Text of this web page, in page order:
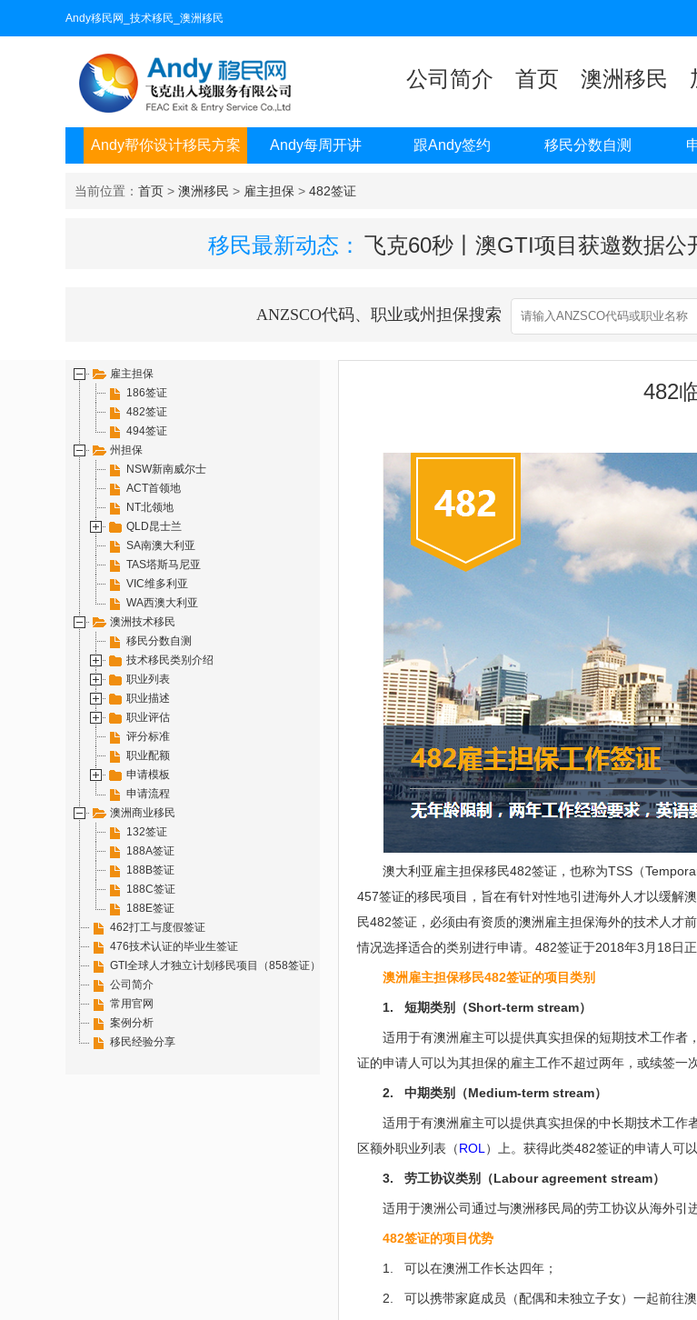
Andy移民网_技术移民_澳洲移民
公司简介 首页 澳洲移民
Andy帮你设计移民方案 Andy每周开讲 跟Andy签约 移民分数自测
当前位置： 首页 > 澳洲移民 > 雇主担保 > 482签证
移民最新动态： 飞克60秒丨澳GTI项目获邀数据
ANZSCO代码、职业或州担保搜索
雇主担保
186签证
482签证
494签证
州担保
NSW新南威尔士
ACT首领地
NT北领地
QLD昆士兰
SA南澳大利亚
TAS塔斯马尼亚
VIC维多利亚
WA西澳大利亚
澳洲技术移民
移民分数自测
技术移民类别介绍
职业列表
职业描述
职业评估
评分标准
职业配额
申请模板
申请流程
澳洲商业移民
132签证
188A签证
188B签证
188C签证
188E签证
462打工与度假签证
476技术认证的毕业生签证
GTI全球人才独立计划移民项目（858签证）
公司简介
常用官网
案例分析
移民经验分享
482
澳大利亚雇主担保移民482签证，也称为TSS（
457签证的移民项目，旨在有针对性地引进海外人才以缓解
民482签证，必须由有资质的澳洲雇主担保海外的技术人才
情况选择适合的类别进行申请。482签证于2018年3月18日正
澳洲雇主担保移民482签证的项目类别
1. 短期类别（Short-term stream）
适用于有澳洲雇主可以提供真实担保的短期技术工作者
证的申请人可以为其担保的雇主工作不超过两年，或续签一
2. 中期类别（Medium-term stream）
适用于有澳洲雇主可以提供真实担保的中长期技术工作
区额外职业列表（ROL ）上。获得此类482签证的申请人可
3. 劳工协议类别（Labour agreement stream）
适用于澳洲公司通过与澳洲移民局的劳工协议从海外引
482签证的项目优势
1. 可以在澳洲工作长达四年；
2. 可以携带家庭成员（配偶和未独立子女）一起前往澳